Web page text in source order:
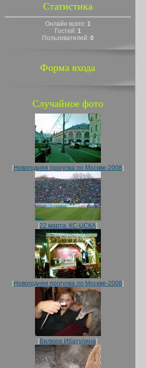
Статистика
Онлайн всего: 1
Гостей: 1
Пользователей: 0
Форма входа
Случайное фото
[Новогодняя прогулка по Москве-2008]
[22 марта. КС-ЦСКА]
[Новогодняя прогулка по Москве-2008]
[Вилюра Ибатулина]